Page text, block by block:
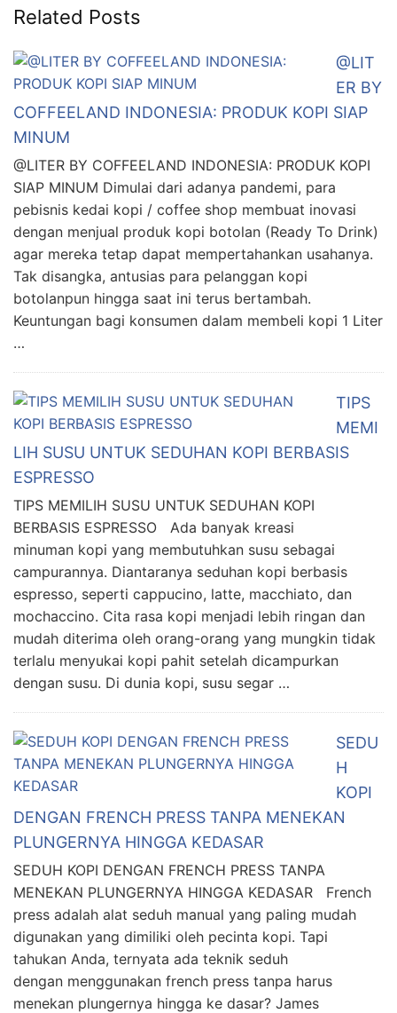
Related Posts
@LIT
ER BY
COFFEELAND INDONESIA: PRODUK KOPI SIAP
MINUM
@LITER BY COFFEELAND INDONESIA: PRODUK KOPI
SIAP MINUM Dimulai dari adanya pandemi, para
pebisnis kedai kopi / coffee shop membuat inovasi
dengan menjual produk kopi botolan (Ready To Drink)
agar mereka tetap dapat mempertahankan usahanya.
Tak disangka, antusias para pelanggan kopi
botolanpun hingga saat ini terus bertambah.
Keuntungan bagi konsumen dalam membeli kopi 1 Liter
…
TIPS
MEMI
LIH SUSU UNTUK SEDUHAN KOPI BERBASIS
ESPRESSO
TIPS MEMILIH SUSU UNTUK SEDUHAN KOPI
BERBASIS ESPRESSO Ada banyak kreasi
minuman kopi yang membutuhkan susu sebagai
campurannya. Diantaranya seduhan kopi berbasis
espresso, seperti cappucino, latte, macchiato, dan
mochaccino. Cita rasa kopi menjadi lebih ringan dan
mudah diterima oleh orang-orang yang mungkin tidak
terlalu menyukai kopi pahit setelah dicampurkan
dengan susu. Di dunia kopi, susu segar …
SEDU
H
KOPI
DENGAN FRENCH PRESS TANPA MENEKAN
PLUNGERNYA HINGGA KEDASAR
SEDUH KOPI DENGAN FRENCH PRESS TANPA
MENEKAN PLUNGERNYA HINGGA KEDASAR French
press adalah alat seduh manual yang paling mudah
digunakan yang dimiliki oleh pecinta kopi. Tapi
tahukan Anda, ternyata ada teknik seduh
dengan menggunakan french press tanpa harus
menekan plungernya hingga ke dasar? James